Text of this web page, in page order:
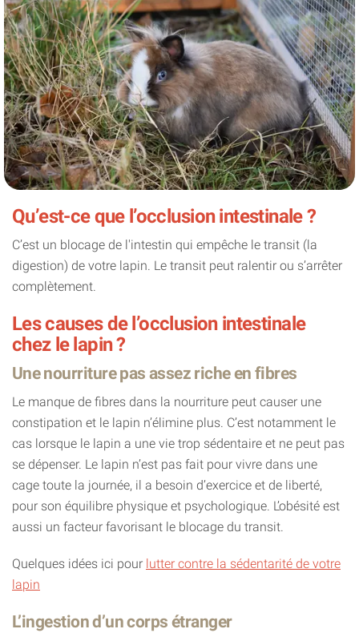
Qu’est-ce que l’occlusion intestinale ?
C’est un blocage de l'intestin qui empêche le transit (la
digestion) de votre lapin. Le transit peut ralentir ou s’arrêter
complètement.
Les causes de l’occlusion intestinale
chez le lapin ?
Une nourriture pas assez riche en fibres
Le manque de fibres dans la nourriture peut causer une
constipation et le lapin n’élimine plus. C’est notamment le
cas lorsque le lapin a une vie trop sédentaire et ne peut pas
se dépenser. Le lapin n’est pas fait pour vivre dans une
cage toute la journée, il a besoin d’exercice et de liberté,
pour son équilibre physique et psychologique. L’obésité est
aussi un facteur favorisant le blocage du transit.
Quelques idées ici pour lutter contre la sédentarité de votre
lapin
L’ingestion d’un corps étranger